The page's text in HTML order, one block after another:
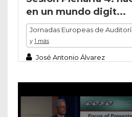
en un mundo digit...
Jornadas Europeas de
y 1 más
José Antonio Álvarez